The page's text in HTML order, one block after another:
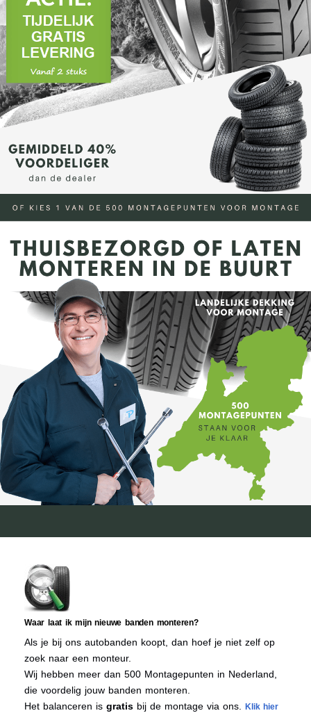
Waar laat ik mijn nieuwe banden monteren?
Als je bij ons autobanden koopt, dan hoef je niet zelf op
zoek naar een monteur.
Wij hebben meer dan 500 Montagepunten in Nederland,
die voordelig jouw banden monteren.
Het balanceren is gratis bij de montage via ons. Klik hier